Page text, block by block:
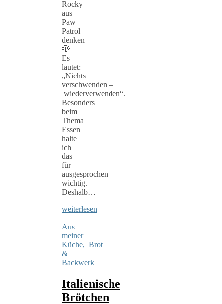
Rocky
aus
Paw
Patrol
denken
🫣
Es
lautet:
„Nichts
verschwenden –
wiederverwenden“.
Besonders
beim
Thema
Essen
halte
ich
das
für
ausgesprochen
wichtig.
Deshalb…
weiterlesen
Aus
meiner
Küche, Brot
&
Backwerk
Italienische
Brötchen